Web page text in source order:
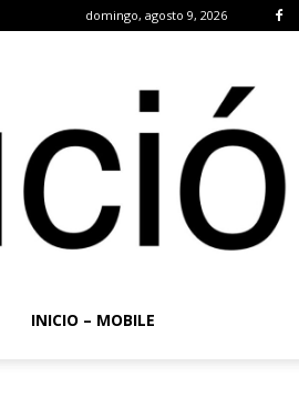
domingo, agosto 9, 2026
INICIO – MOBILE